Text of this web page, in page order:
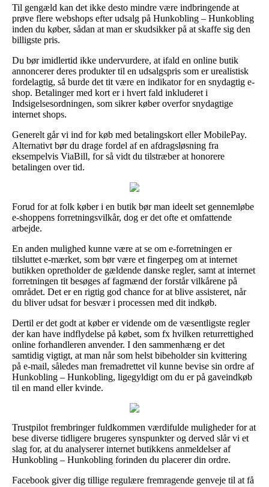
Til gengæld kan det ikke desto mindre være indbringende at
prøve flere webshops efter udsalg på Hunkobling – Hunkobling
inden du køber, sådan at man er skudsikker på at skaffe sig den
billigste pris.
Du bør imidlertid ikke undervurdere, at ifald en online butik
annoncerer deres produkter til en udsalgspris som er urealistisk
fordelagtig, så burde det tit være en indikator for en snydagtig e-
shop. Betalinger med kort er i hvert fald inkluderet i
Indsigelsesordningen, som sikrer køber overfor snydagtige
internet shops.
Generelt går vi ind for køb med betalingskort eller MobilePay.
Alternativt bør du drage fordel af en afdragsløsning fra
eksempelvis ViaBill, for så vidt du tilstræber at honorere
betalingen over tid.
Forud for at folk køber i en butik bør man ideelt set gennemløbe
e-shoppens forretningsvilkår, dog er det ofte et omfattende
arbejde.
En anden mulighed kunne være at se om e-forretningen er
tilsluttet e-mærket, som bør være et fingerpeg om at internet
butikken opretholder de gældende danske regler, samt at internet
forretningen tit besøges af fagmænd der forstår vilkårene på
området. Det er en rigtig god chance for at blive assisteret, når
du bliver udsat for besvær i processen med dit indkøb.
Dertil er det godt at køber er vidende om de væsentligste regler
der kan have indflydelse på købet, som fx hvilken returrettighed
online forhandleren anvender. I den sammenhæng er det
samtidig vigtigt, at man når som helst bibeholder sin kvittering
på e-mail, således man fremadrettet vil kunne bevise sin ordre af
Hunkobling – Hunkobling, ligegyldigt om du er på gaveindkøb
til en mand eller kvinde.
Trustpilot frembringer fuldkommen værdifulde muligheder for at
bese diverse tidligere brugeres synspunkter og derved slår vi et
slag for, at du analyserer internet butikkens anmeldelser af
Hunkobling – Hunkobling forinden du placerer din ordre.
Facebook giver dig tillige regulære fremragende genveje til at få